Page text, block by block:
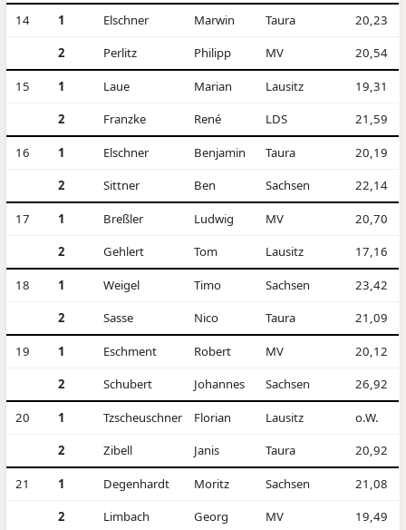
14 1 Elschner Marwin Taura
20,23
2
Perlitz Philipp MV 20,54
15 1 Laue Marian Lausitz
19,31
2
Franzke René LDS 21,59
16 1 Elschner Benjamin Taura
20,19
2
Sittner Ben Sachsen 22,14
17 1 Breßler Ludwig MV
20,70
2
Gehlert Tom Lausitz 17,16
18 1 Weigel Timo Sachsen
23,42
2
Sasse Nico Taura 21,09
19 1 Eschment Robert MV
20,12
2
Schubert Johannes Sachsen 26,92
20 1 Tzscheuschner Florian Lausitz
o.W.
2
Zibell Janis Taura 20,92
21 1 Degenhardt Moritz Sachsen
21,08
2
Limbach Georg MV 19,49